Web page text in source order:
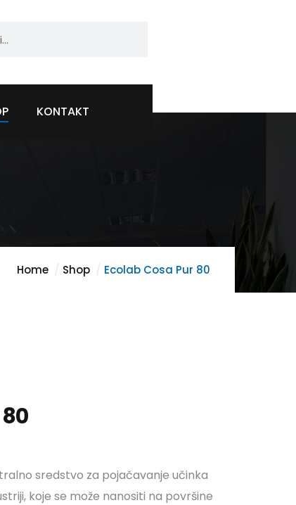
KONTAKT
Home Shop Ecolab Cosa Pur 80
sredstvo za pojačavanje učinka
koje se može nanositi na površine